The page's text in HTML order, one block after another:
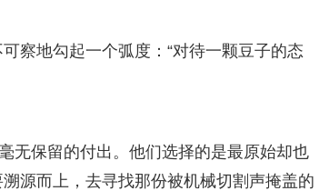
察地勾起一个弧度：“对待一颗豆子的态
无保留的付出。他们选择的是最原始却也
源而上，去寻找那份被机械切割声掩盖的